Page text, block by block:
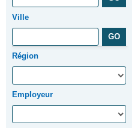
Ville
Région
Employeur